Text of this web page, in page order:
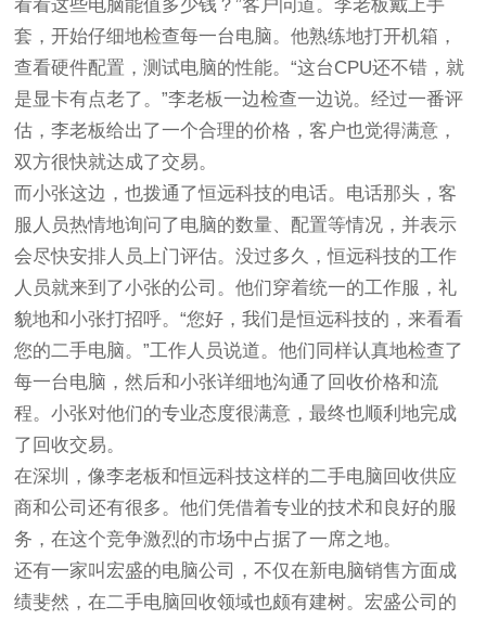
看看这些电脑能值多少钱？”客户问道。李老板戴上手
套，开始仔细地检查每一台电脑。他熟练地打开机箱，
查看硬件配置，测试电脑的性能。“这台CPU还不错，就
是显卡有点老了。”李老板一边检查一边说。经过一番评
估，李老板给出了一个合理的价格，客户也觉得满意，
双方很快就达成了交易。
而小张这边，也拨通了恒远科技的电话。电话那头，客
服人员热情地询问了电脑的数量、配置等情况，并表示
会尽快安排人员上门评估。没过多久，恒远科技的工作
人员就来到了小张的公司。他们穿着统一的工作服，礼
貌地和小张打招呼。“您好，我们是恒远科技的，来看看
您的二手电脑。”工作人员说道。他们同样认真地检查了
每一台电脑，然后和小张详细地沟通了回收价格和流
程。小张对他们的专业态度很满意，最终也顺利地完成
了回收交易。
在深圳，像李老板和恒远科技这样的二手电脑回收供应
商和公司还有很多。他们凭借着专业的技术和良好的服
务，在这个竞争激烈的市场中占据了一席之地。
还有一家叫宏盛的电脑公司，不仅在新电脑销售方面成
绩斐然，在二手电脑回收领域也颇有建树。宏盛公司的